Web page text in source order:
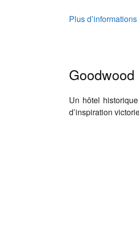
Plus
Un hôtel
d’inspiration